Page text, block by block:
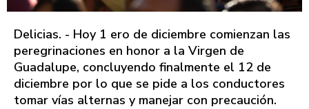
Delicias. - Hoy 1 ero de diciembre comienzan las
peregrinaciones en honor a la Virgen de
Guadalupe, concluyendo finalmente el 12 de
diciembre por lo que se pide a los conductores
tomar vías alternas y manejar con precaución.